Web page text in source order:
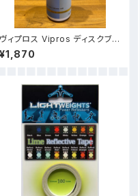
ヴィプロス Vipros ディスクブレ
ーキ専用クリーナー クレンズ 3
00ml
¥1,870